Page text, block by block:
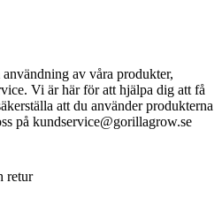
av våra produkter,
Vi är här för att hjälpa dig att få
att du använder produkterna
på kundservice@gorillagrow.se
retur